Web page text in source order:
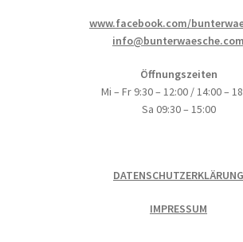
www.facebook.com/
info@bunterwaesche.com
Öffnungszeiten
Mi – Fr 9:30 – 12:00 / 14:00 –
Sa 09:30 – 15:00
DATENSCHUTZERKLÄRUNG
IMPRESSUM